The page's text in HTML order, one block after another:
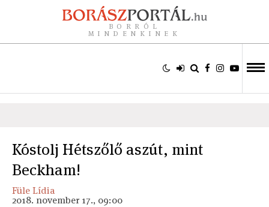
BORRÓL
MINDENKINEK
Kóstolj Hétszőlő aszút, mint
Beckham!
Füle Lídia
2018. november 17., 09:00